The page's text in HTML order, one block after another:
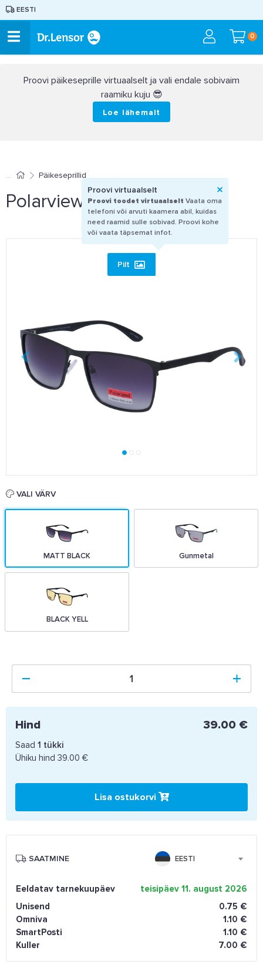
EESTI
0
Proovi päikeseprille virtuaalselt ja vali endale sobivaim
raamiku kuju 😎
Loe lähemalt
Päikeseprillid
Polarview PV 500 A
Pilt
Proovi virtuaalselt
Proovi toodet virtuaalselt Vaata oma
telefoni või arvuti kaamera abil, kuidas
need raamid sulle sobivad. Proovi kohe
või vaata täpsemat infot.
VALI VÄRV
MATT BLACK Gunmetal
BLACK YELL
Hind 39.00 €
Saad 1 tükki
Ühiku hind 39.00 €
Lisa ostukorvi
SAATMINE EESTI
Eeldatav tarnekuupäev
teisipäev 11. august 2026
Unisend
0.75 €
Omniva
1.10 €
SmartPosti
1.10 €
Kuller
7.00 €